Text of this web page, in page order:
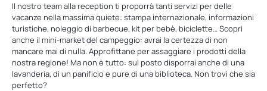
Il nostro team alla reception ti proporrà tanti servizi per delle
vacanze nella massima quiete: stampa internazionale, informazioni
turistiche, noleggio di barbecue, kit per bebè, biciclette… Scopri
anche il mini-market del campeggio: avrai la certezza di non
mancare mai di nulla. Approfittane per assaggiare i prodotti della
nostra regione! Ma non è tutto: sul posto disporrai anche di una
lavanderia, di un panificio e pure di una biblioteca. Non trovi che sia
perfetto?